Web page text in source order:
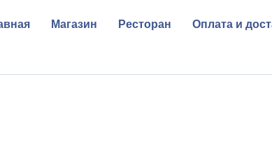
Магазин Ресторан Оплата и